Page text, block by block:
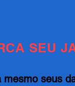
SEU
mesmo seus